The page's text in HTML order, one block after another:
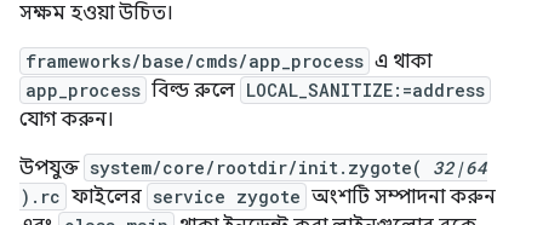
সক্ষম হওয়া উচিত।
frameworks/base/cmds/app_process এ থাকা
app_process বিল্ড রুলে LOCAL_SANITIZE:=address
যোগ করুন।
উপযুক্ত system/core/rootdir/init.zygote( 32|64
).rc ফাইলের service zygote অংশটি সম্পাদনা করুন